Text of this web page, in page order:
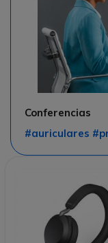
Conferencias
#auriculares